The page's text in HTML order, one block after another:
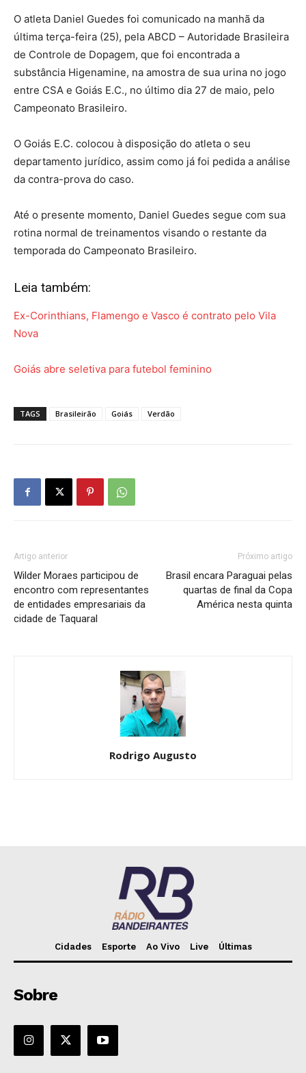
O atleta Daniel Guedes foi comunicado na manhã da
última terça-feira (25), pela ABCD – Autoridade Brasileira
de Controle de Dopagem, que foi encontrada a
substância Higenamine, na amostra de sua urina no jogo
entre CSA e Goiás E.C., no último dia 27 de maio, pelo
Campeonato Brasileiro.
O Goiás E.C. colocou à disposição do atleta o seu
departamento jurídico, assim como já foi pedida a análise
da contra-prova do caso.
Até o presente momento, Daniel Guedes segue com sua
rotina normal de treinamentos visando o restante da
temporada do Campeonato Brasileiro.
Leia também:
Ex-Corinthians, Flamengo e Vasco é contrato pelo Vila
Nova
Goiás abre seletiva para futebol feminino
TAGS Brasileirão Goiás Verdão
Artigo anterior
Wilder Moraes participou de
encontro com representantes
de entidades empresariais da
cidade de Taquaral
Próximo artigo
Brasil encara Paraguai pelas
quartas de final da Copa
América nesta quinta
Rodrigo Augusto
Cidades Esporte Ao Vivo Live Últimas
Sobre